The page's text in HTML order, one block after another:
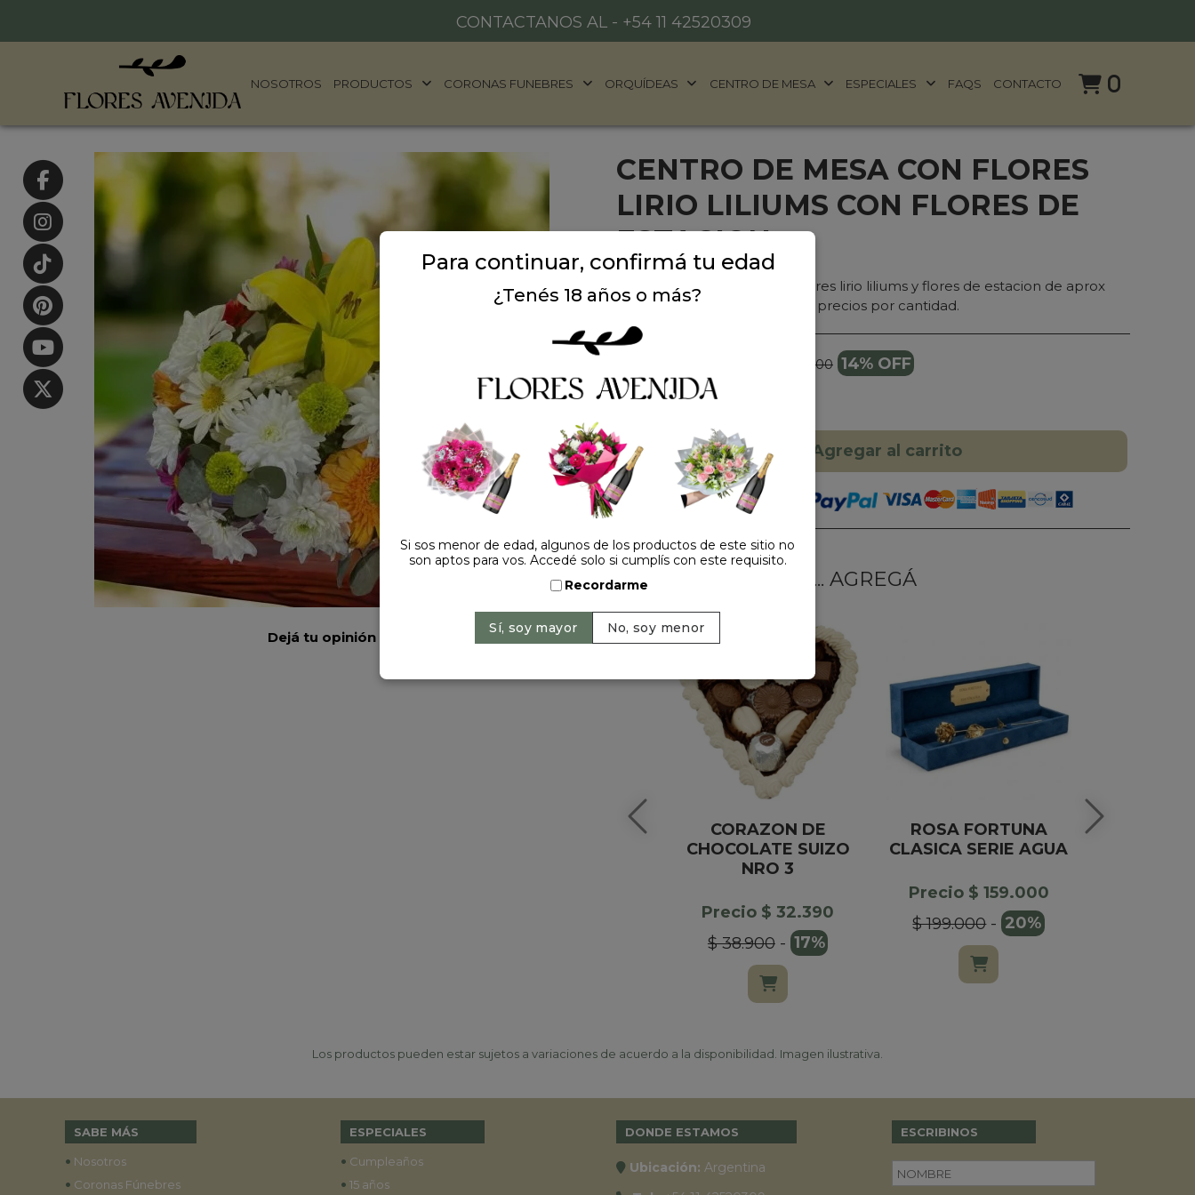
CONTACTANOS AL - +54 11 42520309
NOSOTROS PRODUCTOS CORONAS FUNEBRES ORQUÍDEAS CENTRO DE MESA ESPECIALES FAQS CONTACTO 0
Dejá tu opinión
CENTRO DE MESA CON FLORES
LIRIO LILIUMS CON FLORES DE
ESTACION
Centro de mesa a base de flores lirio liliums y flores de estacion de aprox
15cm de diamentro. Consulta precios por cantidad.
$ 69.000 14% OFF
Cantidad:
Agregar al carrito
HACELO ESPECIAL... AGREGÁ
CORAZON DE
CHOCOLATE SUIZO
NRO 3
Precio $ 32.390
$ 38.900- 17%
ROSA FORTUNA
CLASICA SERIE AGUA
Precio $ 159.000
$ 199.000- 20%
Los productos pueden estar sujetos a variaciones de acuerdo a la disponibilidad. Imagen ilustrativa.
SABE MÁS
• Nosotros
• Coronas Fúnebres
ESPECIALES
• Cumpleaños
• 15 años
DONDE ESTAMOS
Ubicación: Argentina
ESCRIBINOS
Para continuar, confirmá tu edad
¿Tenés 18 años o más?
Si sos menor de edad, algunos de los productos de este sitio no
son aptos para vos. Accedé solo si cumplís con este requisito.
Recordarme